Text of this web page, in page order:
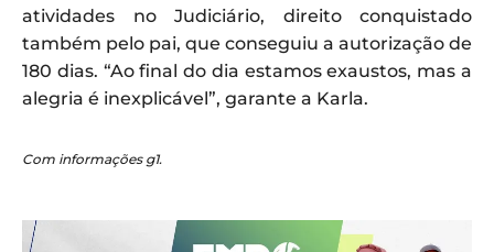
atividades no Judiciário, direito conquistado
também pelo pai, que conseguiu a autorização de
180 dias. “Ao final do dia estamos exaustos, mas a
alegria é inexplicável”, garante a Karla.
Com informações g1.